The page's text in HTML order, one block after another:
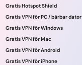
Gratis Hotspot Shield
Gratis VPN för PC / bärbar dator
Gratis VPN för Windows
Gratis VPN för Mac
Gratis VPN för Android
Gratis VPN för iPhone